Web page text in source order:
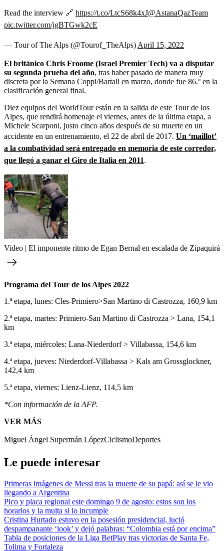
Read the interview 🔗 https://t.co/LtcS68k4xJ@AstanaQazTeam
pic.twitter.com/jgBTGwk2cE
— Tour of The Alps (@Tourof_TheAlps) April 15, 2022
El británico Chris Froome (Israel Premier Tech) va a disputar
su segunda prueba del año, tras haber pasado de manera muy
discreta por la Semana Coppi/Bartali en marzo, donde fue 86.º en la
clasificación general final.
Diez equipos del WorldTour están en la salida de este Tour de los
Alpes, que rendirá homenaje el viernes, antes de la última etapa, a
Michele Scarponi, justo cinco años después de su muerte en un
accidente en un entrenamiento, el 22 de abril de 2017. Un ‘maillot’
a la combatividad será entregado en memoria de este corredor,
que llegó a ganar el Giro de Italia en 2011.
Video | El imponente ritmo de Egan Bernal en escalada de Zipaquirá
Programa del Tour de los Alpes 2022
1.ª etapa, lunes: Cles-Primiero>San Martino di Castrozza, 160,9 km
2.ª etapa, martes: Primiero-San Martino di Castrozza > Lana, 154,1
km
3.ª etapa, miércoles: Lana-Niederdorf > Villabassa, 154,6 km
4.ª etapa, jueves: Niederdorf-Villabassa > Kals am Grossglockner,
142,4 km
5.ª etapa, viernes: Lienz-Lienz, 114,5 km
*Con información de la AFP.
VER MÁS
Miguel Ángel Supermán LópezCiclismoDeportes
Le puede interesar
Primeras imágenes de Messi tras la muerte de su papá: así se le vio
llegando a Argentina
Pico y placa regional este domingo 9 de agosto: estos son los
horarios y la multa si lo incumple
Cristina Hurtado estuvo en la posesión presidencial, lució
despampanante ‘look’ y dejó palabras: “Colombia está por encima”
Tabla de posiciones de la Liga BetPlay tras victorias de Santa Fe,
Tolima y Fortaleza